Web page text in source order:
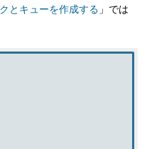
とキューを作成する 」では